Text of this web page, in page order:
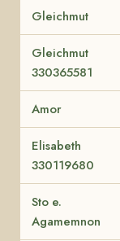
Gleichmut
Gleichmut
330365581
Amor
Elisabeth
330119680
Sto e.
Agamemnon